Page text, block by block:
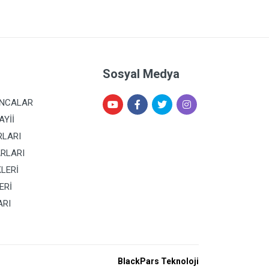
Sosyal Medya
BlackPars Teknoloji